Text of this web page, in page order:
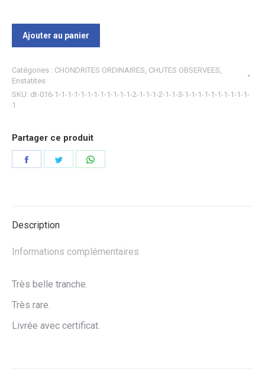
Ajouter au panier
Catégories : CHONDRITES ORDINAIRES, CHUTES OBSERVEES,
Enstatites
SKU: dt-016-1-1-1-1-1-1-1-1-1-1-1-1-2-1-1-1-2-1-1-3-1-1-1-1-1-1-1-1-1-1-
1
Partager ce produit
Partager Partager
Description
Informations complémentaires
Très belle tranche.
Très rare.
Livrée avec certificat.